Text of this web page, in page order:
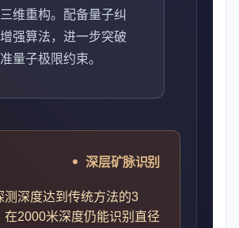
维重构。配备量子纠
强算法，进一步突破
量子极限约束。
深层矿脉识别
测深度达到传统方法的3
在2000米深度仍能识别直径